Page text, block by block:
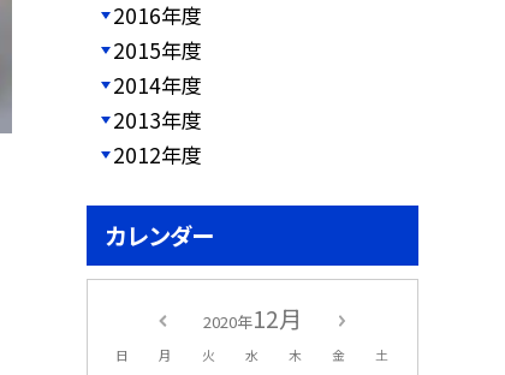
2016年度
2015年度
2014年度
2013年度
2012年度
カレンダー
2020年12月
日 月 火 水 木 金 土